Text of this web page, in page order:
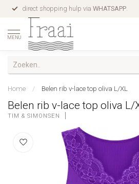
direct shopping hulp via WHATSAPP.
MENU
Home / Belen rib v-lace top oliva L/XL
Belen rib v-lace top oliva L/
TIM & SIMONSEN